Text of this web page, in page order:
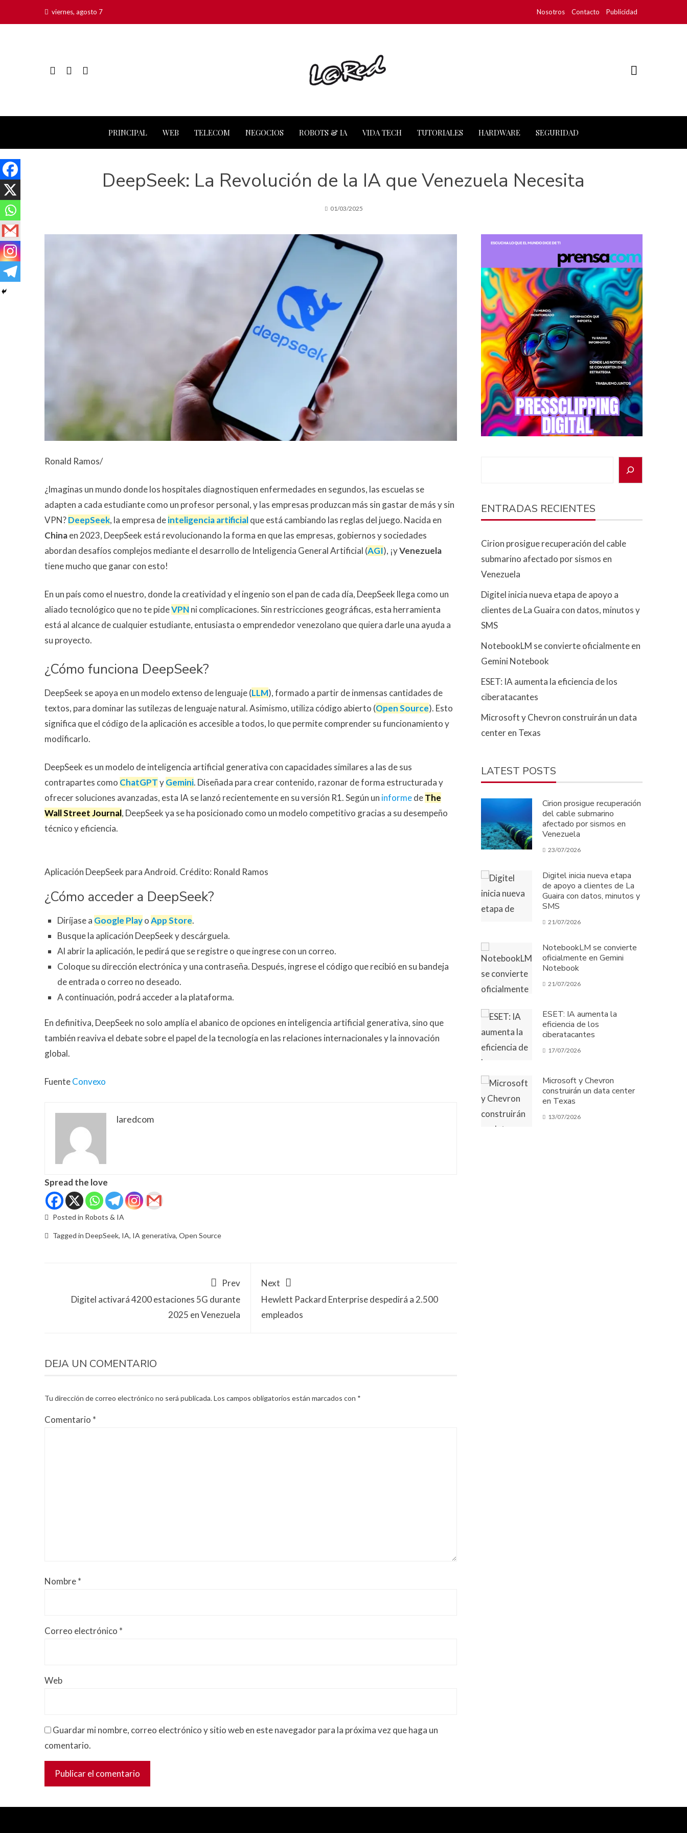
viernes, agosto 7 Nosotros Contacto Publicidad
PRINCIPAL WEB TELECOM NEGOCIOS ROBOTS & IA VIDA TECH TUTORIALES HARDWARE SEGURIDAD
DeepSeek: La Revolución de la IA que Venezuela Necesita
01/03/2025
Ronald Ramos/
¿Imaginas un mundo donde los hospitales diagnostiquen enfermedades en segundos, las escuelas se
adapten a cada estudiante como un profesor personal, y las empresas produzcan más sin gastar de más y sin
VPN?DeepSeek, la empresa deinteligencia artificialque está cambiando las reglas del juego. Nacida en
Chinaen 2023, DeepSeek está revolucionando la forma en que las empresas, gobiernos y sociedades
abordan desafíos complejos mediante el desarrollo de Inteligencia General Artificial (AGI), ¡yVenezuela
tiene mucho que ganar con esto!
En un país como el nuestro, donde la creatividad y el ingenio son el pan de cada día, DeepSeek llega como un
aliado tecnológico que no te pideVPNni complicaciones. Sin restricciones geográficas, esta herramienta
está al alcance de cualquier estudiante, entusiasta o emprendedor venezolano que quiera darle una ayuda a
su proyecto.
¿Cómo funciona DeepSeek?
DeepSeek se apoya en un modelo extenso de lenguaje (LLM), formado a partir de inmensas cantidades de
textos, para dominar las sutilezas de lenguaje natural. Asimismo, utiliza código abierto (Open Source). Esto
significa que el código de la aplicación es accesible a todos, lo que permite comprender su funcionamiento y
modificarlo.
DeepSeek es un modelo de inteligencia artificial generativa con capacidades similares a las de sus
contrapartes como ChatGPTyGemini. Diseñada para crear contenido, razonar de forma estructurada y
ofrecer soluciones avanzadas, esta IA se lanzó recientemente en su versión R1. Según un informedeThe
Wall Street Journal, DeepSeek ya se ha posicionado como un modelo competitivo gracias a su desempeño
técnico y eficiencia.
Aplicación DeepSeek para Android. Crédito: Ronald Ramos
¿Cómo acceder a DeepSeek?
Diríjase a Google PlayoApp Store.
Busque la aplicación DeepSeek y descárguela.
Al abrir la aplicación, le pedirá que se registre o que ingrese con un correo.
Coloque su dirección electrónica y una contraseña. Después, ingrese el código que recibió en su bandeja
de entrada o correo no deseado.
A continuación, podrá acceder a la plataforma.
En definitiva, DeepSeek no solo amplía el abanico de opciones en inteligencia artificial generativa, sino que
también reaviva el debate sobre el papel de la tecnología en las relaciones internacionales y la innovación
global.
FuenteConvexo
laredcom
Spread the love
Posted in Robots & IA
Tagged in DeepSeek, IA, IA generativa, Open Source
Prev
Digitel activará 4200 estaciones 5G durante
2025 en Venezuela
Next
Hewlett Packard Enterprise despedirá a 2.500
empleados
DEJA UN COMENTARIO
Tu dirección de correo electrónico no será publicada.Los campos obligatorios están marcados con *
Comentario *
Nombre*
Correo electrónico *
Web
Guardar mi nombre, correo electrónico y sitio web en este navegador para la próxima vez que haga un
comentario.
ENTRADAS RECIENTES
Cirion prosigue recuperación del cable
submarino afectado por sismos en
Venezuela
Digitel inicia nueva etapa de apoyo a
clientes de La Guaira con datos, minutos y
SMS
NotebookLM se convierte oficialmente en
Gemini Notebook
ESET: IA aumenta la eficiencia de los
ciberatacantes
Microsoft y Chevron construirán un data
center en Texas
LATEST POSTS
Cirion prosigue recuperación
del cable submarino
afectado por sismos en
Venezuela
23/07/2026
Digitel inicia nueva etapa
de apoyo a clientes de La
Guaira con datos, minutos y
SMS
21/07/2026
NotebookLM se convierte
oficialmente en Gemini
Notebook
21/07/2026
ESET: IA aumenta la
eficiencia de los
ciberatacantes
17/07/2026
Microsoft y Chevron
construirán un data center
en Texas
13/07/2026